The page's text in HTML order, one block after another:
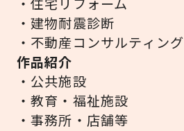
・建物耐震診断
・不動産コンサルティング
作品紹介
・公共施設
・教育・福祉施設
・事務所・店舗等